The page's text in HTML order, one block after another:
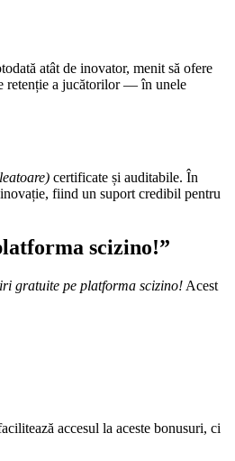
atât de inovator, menit să ofere
retenție a jucătorilor — în unele
certificate și auditabile. În
fiind un suport credibil pentru
scizino!”
gratuite pe platforma scizino! Acest
accesul la aceste bonusuri, ci